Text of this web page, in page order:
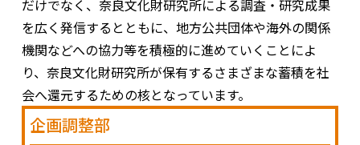
だけでなく、奈良文化財研究所による調査・研究成果
を広く発信するとともに、地方公共団体や海外の関係
機関などへの協力等を積極的に進めていくことによ
り、奈良文化財研究所が保有するさまざまな蓄積を社
会へ還元するための核となっています。
企画調整部